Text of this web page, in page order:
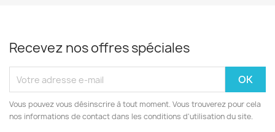
Recevez nos offres spéciales
Vous pouvez vous désinscrire à tout moment. Vous trouverez pour cela
nos informations de contact dans les conditions d'utilisation du site.